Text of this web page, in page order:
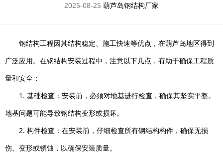
2025-08-25 葫芦岛钢结构厂家
钢结构工程因其结构稳定、施工快速等优点，在葫芦岛地区得到
广泛应用。在钢结构安装过程中，注意以下几点，有助于确保工程质
量和安全：
1. 基础检查：安装前，必须对地基进行检查，确保其坚实平整。
地基问题可能导致钢结构变形或损坏。
2. 构件检查：在安装前，仔细检查所有钢结构构件，确保无损
伤、变形或锈蚀，以确保安装质量。